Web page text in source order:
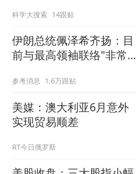
科学大搜索 14跟贴
伊朗总统佩泽希齐扬：目
前与最高领袖联络"非常困
参考消息 1.6万跟贴
美媒：澳大利亚6月意外
实现贸易顺差
RT今日俄罗斯